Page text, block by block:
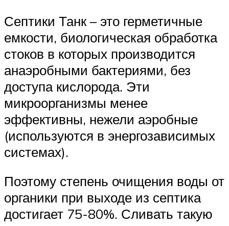
Септики Танк – это герметичные
емкости, биологическая обработка
стоков в которых производится
анаэробными бактериями, без
доступа кислорода. Эти
микроорганизмы менее
эффективны, нежели аэробные
(используются в энергозависимых
системах).
Поэтому степень очищения воды от
органики при выходе из септика
достигает 75-80%. Сливать такую